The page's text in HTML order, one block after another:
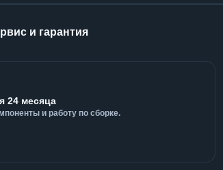
и гарантия
24 месяца
и работу по сборке.